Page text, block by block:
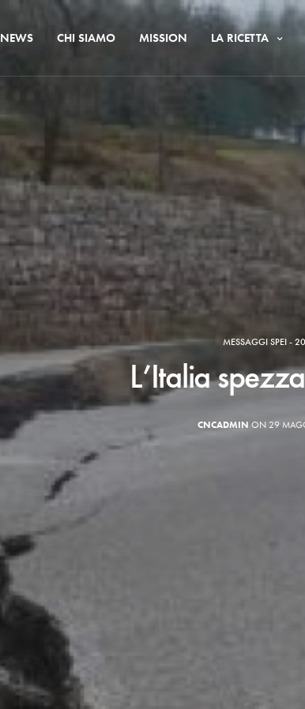
NEWS CHI SIAMO MISSION LA RICETTA
MESSAGGI SPEI -
L’Italia
CNCADMIN ON 29